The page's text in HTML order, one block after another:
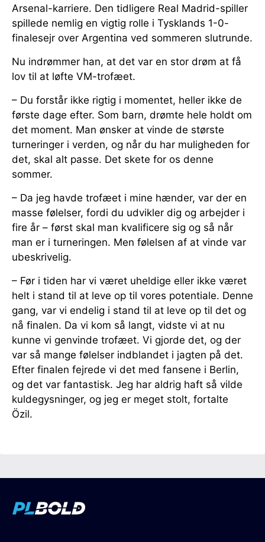
Arsenal-karriere. Den tidligere Real Madrid-spiller
spillede nemlig en vigtig rolle i Tysklands 1-0-
finalesejr over Argentina ved sommeren slutrunde.
Nu indrømmer han, at det var en stor drøm at få
lov til at løfte VM-trofæet.
– Du forstår ikke rigtig i momentet, heller ikke de
første dage efter. Som barn, drømte hele holdt om
det moment. Man ønsker at vinde de største
turneringer i verden, og når du har muligheden for
det, skal alt passe. Det skete for os denne
sommer.
– Da jeg havde trofæet i mine hænder, var der en
masse følelser, fordi du udvikler dig og arbejder i
fire år – først skal man kvalificere sig og så når
man er i turneringen. Men følelsen af at vinde var
ubeskrivelig.
– Før i tiden har vi været uheldige eller ikke været
helt i stand til at leve op til vores potentiale. Denne
gang, var vi endelig i stand til at leve op til det og
nå finalen. Da vi kom så langt, vidste vi at nu
kunne vi genvinde trofæet. Vi gjorde det, og der
var så mange følelser indblandet i jagten på det.
Efter finalen fejrede vi det med fansene i Berlin,
og det var fantastisk. Jeg har aldrig haft så vilde
kuldegysninger, og jeg er meget stolt, fortalte
Özil.